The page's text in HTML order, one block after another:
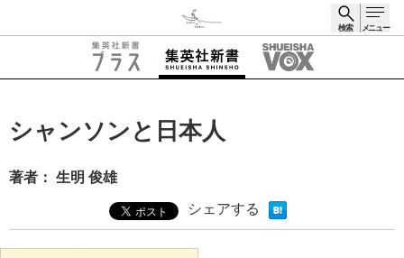
検索 メニュー
シャンソンと日本人
著者： 生明 俊雄
シェアする